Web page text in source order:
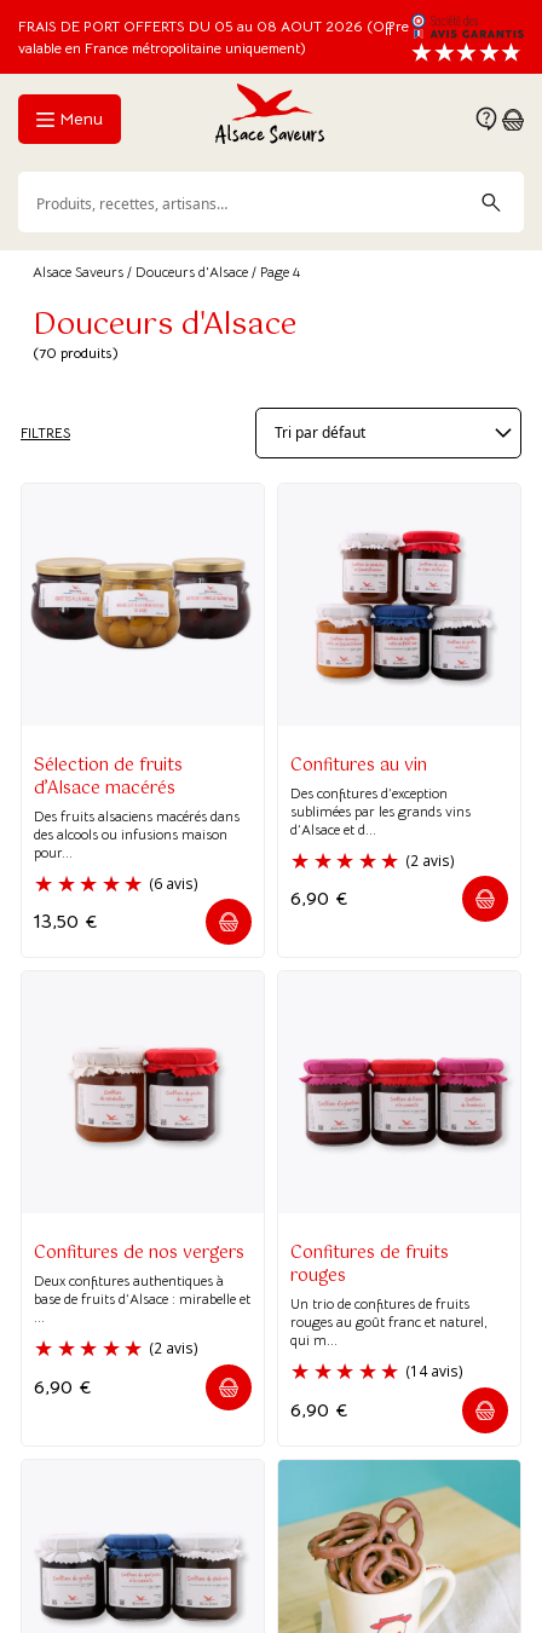
FRAIS DE PORT OFFERTS DU 05 au 08 AOUT 2026 (Offre
valable en France métropolitaine uniquement)
Menu
Alsace Saveurs / Douceurs d'Alsace / Page 4
Douceurs d'Alsace
(70 produits)
FILTRES
Sélection de fruits
d’Alsace macérés
Des fruits alsaciens macérés dans
des alcools ou infusions maison
pour...
13,50 €
Confitures au vin
Des confitures d’exception
sublimées par les grands vins
d’Alsace et d...
6,90 €
Confitures de nos vergers
Deux confitures authentiques à
base de fruits d’Alsace : mirabelle et
...
(2 avis)
6,90 €
Confitures de fruits
rouges
Un trio de confitures de fruits
rouges au goût franc et naturel,
qui m...
(14
6,90 €